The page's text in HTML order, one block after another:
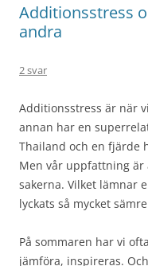
Additionsstress
andra
2 svar
Additionsstress är när
annan har en
Thailand och en fjärde
Men vår uppfattning är
sakerna. Vilket lämnar
lyckats så mycket
På sommaren har vi
jämföra, inspireras.